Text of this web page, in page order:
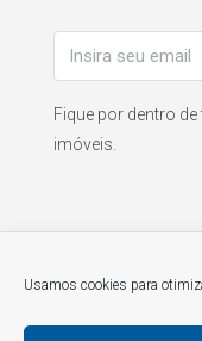
Usamos cookies para
Fique por dentro
imóveis.